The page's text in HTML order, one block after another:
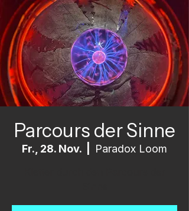
Parcours der Sinne
Fr., 28. Nov. Paradox Loom